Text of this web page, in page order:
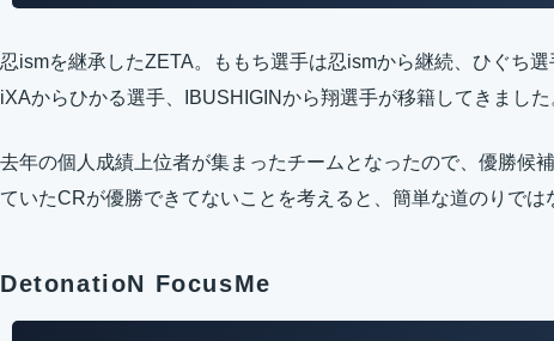
忍ismを継承したZETA。ももち選手は忍ismから継続、ひぐち選
iXAからひかる選手、IBUSHIGINから翔選手が移籍してきました
去年の個人成績上位者が集まったチームとなったので、優勝候
ていたCRが優勝できてないことを考えると、簡単な道のりでは
DetonatioN FocusMe